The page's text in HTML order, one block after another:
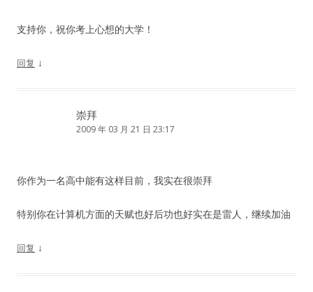
支持你，祝你考上心想的大学！
回复 ↓
崇拜
2009 年 03 月 21 日 23:17
你作为一名高中能有这样目前，我实在很崇拜
特别你在计算机方面的天赋也好后功也好实在是雷人，继续加油
回复 ↓